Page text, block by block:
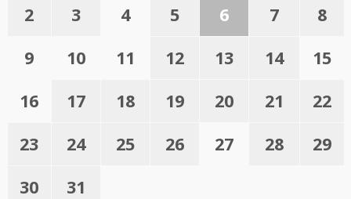
2
3 4 5 6 7
8
9
10 11 12 13 14
15
16
17 18 19 20 21
22
23
24 25 26 27 28
29
30
31